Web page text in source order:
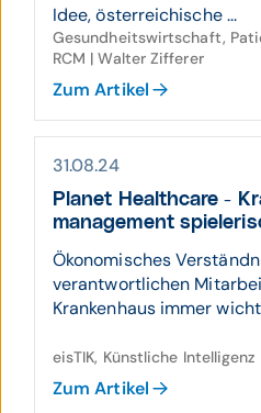
Idee, österreichische ...
Gesundheitswirtschaft,
RCM | Walter Zifferer
Zum Artikel
31.08.24
Planet Healthcare -
manage­ment
Ökonomisches
verantwortlichen
Krankenhaus immer
eisTIK, Künstliche
Zum Artikel